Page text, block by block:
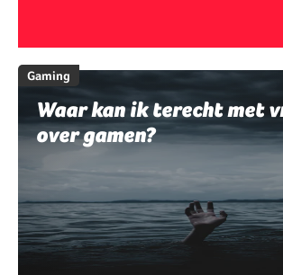
Gaming
Waar kan ik terecht met
over gamen?